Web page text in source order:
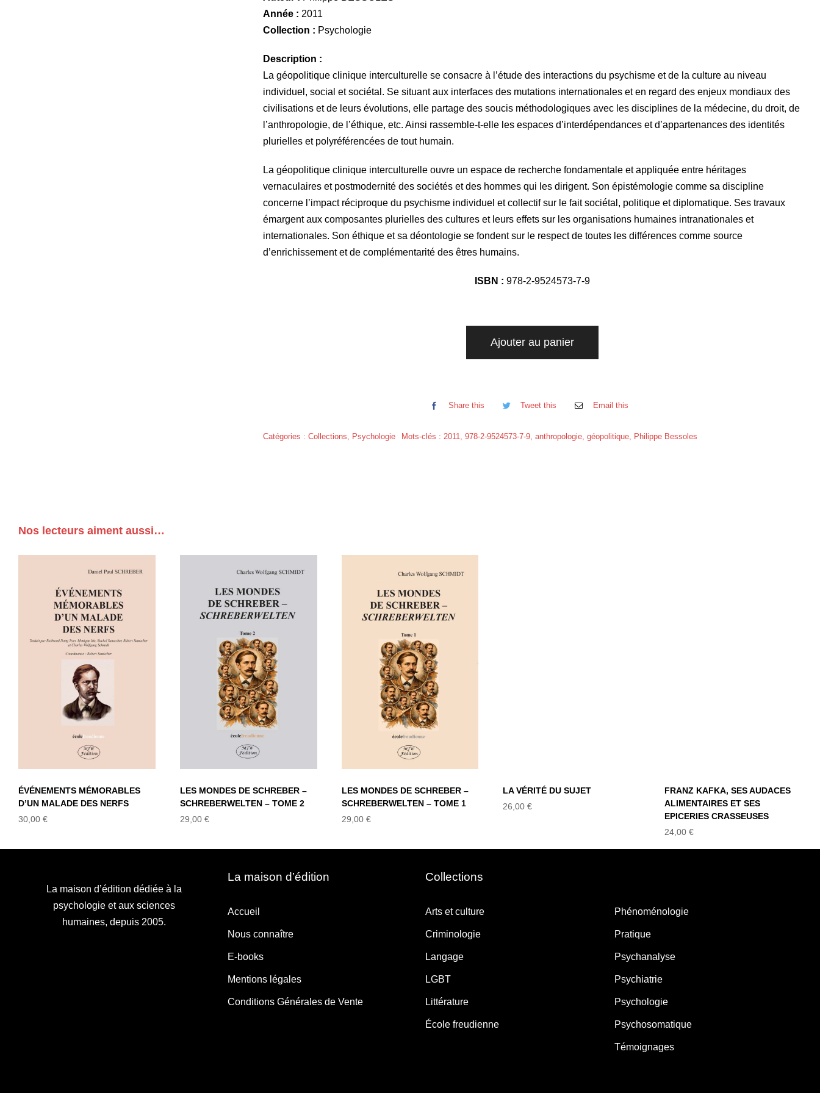
Année : 2011
Collection : Psychologie
Description :
La géopolitique clinique interculturelle se consacre à l’étude des interactions du psychisme et de la culture au niveau
individuel, social et sociétal. Se situant aux interfaces des mutations internationales et en regard des enjeux mondiaux des
civilisations et de leurs évolutions, elle partage des soucis méthodologiques avec les disciplines de la médecine, du droit, de
l’anthropologie, de l’éthique, etc. Ainsi rassemble-t-elle les espaces d’interdépendances et d’appartenances des identités
plurielles et polyréférencées de tout humain.
La géopolitique clinique interculturelle ouvre un espace de recherche fondamentale et appliquée entre héritages
vernaculaires et postmodernité des sociétés et des hommes qui les dirigent. Son épistémologie comme sa discipline
concerne l’impact réciproque du psychisme individuel et collectif sur le fait sociétal, politique et diplomatique. Ses travaux
émargent aux composantes plurielles des cultures et leurs effets sur les organisations humaines intranationales et
internationales. Son éthique et sa déontologie se fondent sur le respect de toutes les différences comme source
d’enrichissement et de complémentarité des êtres humains.
ISBN : 978-2-9524573-7-9
Ajouter au panier
Share this Tweet this Email this
Catégories : Collections Psychologie Mots-clés : 2011 978-2-9524573-7-9, anthropologie, géopolitique, Philippe Bessoles
Nos lecteurs aiment aussi…
ÉVÉNEMENTS
MÉMORABLES D’UN
MALADE DES
NERFS
ÉVÉNEMENTS MÉMORABLES
D’UN MALADE DES NERFS
30,00 €
LES MONDES DE
SCHREBER –
SCHREBERWELTEN
– TOME 2
LES MONDES DE SCHREBER –
SCHREBERWELTEN – TOME 2
29,00 €
LES MONDES DE
SCHREBER –
SCHREBERWELTEN
– TOME 1
LES MONDES DE SCHREBER –
SCHREBERWELTEN – TOME 1
29,00 €
LA VÉRITÉ DU SUJET
26,00€
FRANZ KAFKA, SES AUDACES
ALIMENTAIRES ET SES
EPICERIES CRASSEUSES
24,00€
La maison d’édition dédiée à la
psychologie et aux sciences
humaines, depuis 2005.
La maison d’édition
Accueil
Nous connaître
E-books
Mentions légales
Conditions Générales de Vente
Collections
Arts et culture
Criminologie
Langage
LGBT
Littérature
École freudienne
Phénoménologie
Pratique
Psychanalyse
Psychiatrie
Psychologie
Psychosomatique
Témoignages